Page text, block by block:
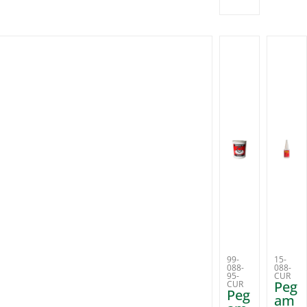
99-
088-
95-
CUR
Peg
15-
088-
CUR
Peg
am